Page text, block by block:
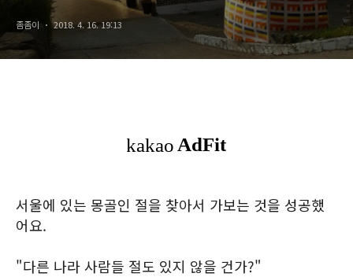
좀좀이 2018. 4. 16. 19:13
서울에 있는 몽골인 절을 찾아서 가보는 것을 성공했
어요.
"다른 나라 사람들 절도 있지 않을 건가?"